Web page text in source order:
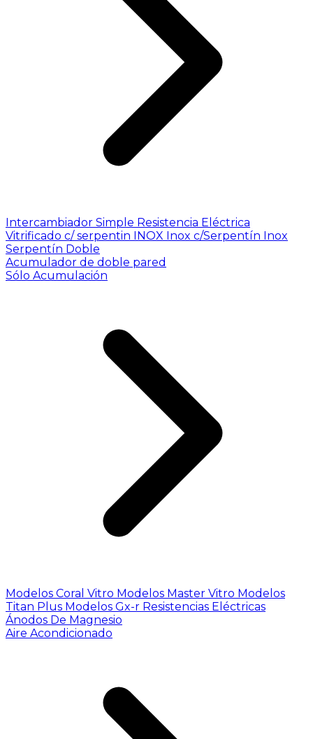
Intercambiador Simple Resistencia Eléctrica
Vitrificado c/ serpentin INOX Inox c/Serpentín Inox
Serpentín Doble
Acumulador de doble pared
Sólo Acumulación
Modelos Coral Vitro Modelos Master Vitro Modelos
Titan Plus Modelos Gx-r Resistencias Eléctricas
Ánodos De Magnesio
Aire Acondicionado